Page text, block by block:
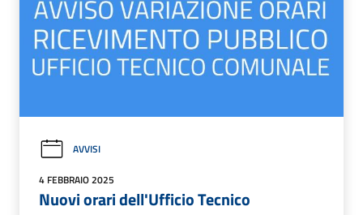
AVVISI
4 FEBBRAIO 2025
Nuovi orari dell'Ufficio Tecnico